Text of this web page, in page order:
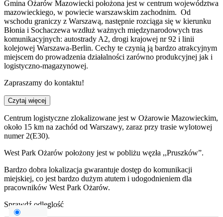
Gmina Ożarów Mazowiecki położona jest w centrum województwa
mazowieckiego, w powiecie warszawskim zachodnim. Od
wschodu graniczy z Warszawą, następnie rozciąga się w kierunku
Błonia i Sochaczewa wzdłuż ważnych międzynarodowych tras
komunikacyjnych: autostrady A2, drogi krajowej nr 92 i linii
kolejowej Warszawa-Berlin. Cechy te czynią ją bardzo atrakcyjnym
miejscem do prowadzenia działalności zarówno produkcyjnej jak i
logistyczno-magazynowej.
Zapraszamy do kontaktu!
Czytaj więcej
Centrum logistyczne zlokalizowane jest w Ożarowie Mazowieckim,
około 15 km na zachód od Warszawy, zaraz przy trasie wylotowej
numer 2(E30).
West Park Ożarów położony jest w pobliżu węzła ,,Pruszków”.
Bardzo dobra lokalizacja gwarantuje dostęp do komunikacji
miejskiej, co jest bardzo dużym atutem i udogodnieniem dla
pracowników West Park Ożarów.
Sprawdź odleglość